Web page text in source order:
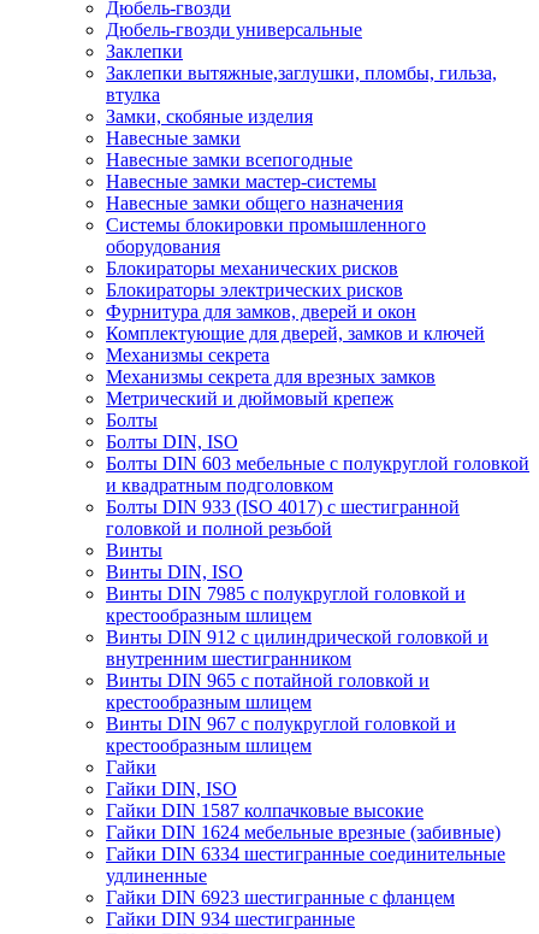
Дюбель-гвозди
Дюбель-гвозди универсальные
Заклепки
Заклепки вытяжные,заглушки, пломбы, гильза,
втулка
Замки, скобяные изделия
Навесные замки
Навесные замки всепогодные
Навесные замки мастер-системы
Навесные замки общего назначения
Системы блокировки промышленного
оборудования
Блокираторы механических рисков
Блокираторы электрических рисков
Фурнитура для замков, дверей и окон
Комплектующие для дверей, замков и ключей
Механизмы секрета
Механизмы секрета для врезных замков
Метрический и дюймовый крепеж
Болты
Болты DIN, ISO
Болты DIN 603 мебельные с полукруглой головкой
и квадратным подголовком
Болты DIN 933 (ISO 4017) с шестигранной
головкой и полной резьбой
Винты
Винты DIN, ISO
Винты DIN 7985 с полукруглой головкой и
крестообразным шлицем
Винты DIN 912 с цилиндрической головкой и
внутренним шестигранником
Винты DIN 965 с потайной головкой и
крестообразным шлицем
Винты DIN 967 с полукруглой головкой и
крестообразным шлицем
Гайки
Гайки DIN, ISO
Гайки DIN 1587 колпачковые высокие
Гайки DIN 1624 мебельные врезные (забивные)
Гайки DIN 6334 шестигранные соединительные
удлиненные
Гайки DIN 6923 шестигранные с фланцем
Гайки DIN 934 шестигранные